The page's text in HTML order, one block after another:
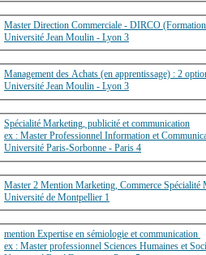
Master Direction Commerciale - DIRCO
Université Jean Moulin - Lyon 3
Management des Achats (en apprentissage) : 2
Université Jean Moulin - Lyon 3
Spécialité Marketing, publicité et communication
ex : Master Professionnel Information et
Université Paris-Sorbonne - Paris 4
Master 2 Mention Marketing, Commerce Spécialité
Université de Montpellier 1
mention Expertise en sémiologie et communication
ex : Master professionnel Sciences Humaines et